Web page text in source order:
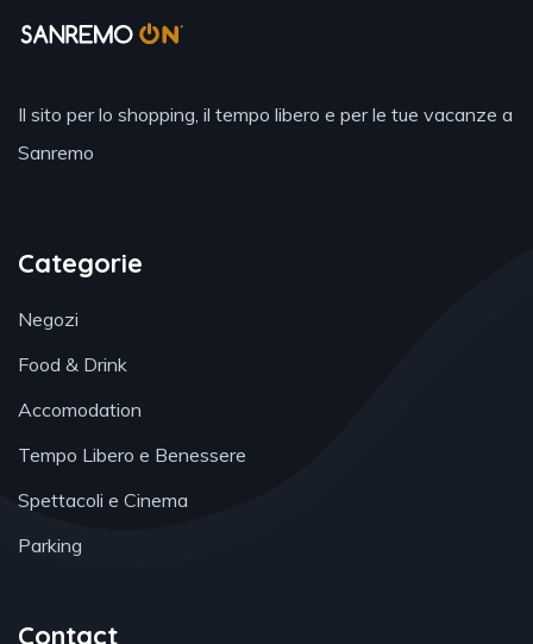
Il sito per lo shopping, il tempo libero e per le tue vacanze a
Sanremo
Categorie
Negozi
Food & Drink
Accomodation
Tempo Libero e Benessere
Spettacoli e Cinema
Parking
Contact